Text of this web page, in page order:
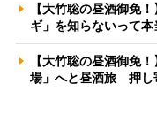
【大竹聡の昼酒御免
ギ」を知らないって
【大竹聡の昼酒御免
場」へと昼酒旅 押し